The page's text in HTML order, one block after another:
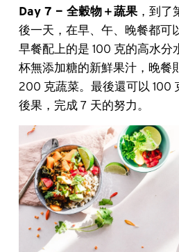
Day 7 — 全穀物＋蔬果，到了
後一天，在早、午、晚餐都可
早餐配上的是 100 克的高水分
杯無添加糖的新鮮果汁，晚餐
200 克蔬菜。最後還可以 100
後果，完成 7 天的努力。